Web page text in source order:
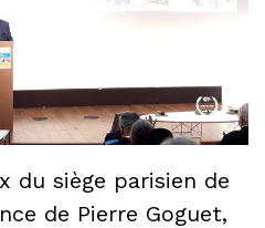
du siège parisien de
de Pierre Goguet,